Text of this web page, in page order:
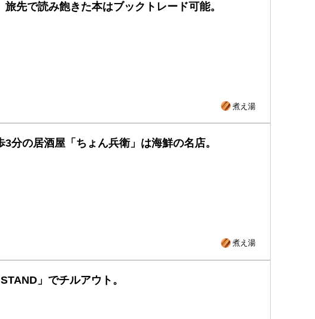
先で読み飽きた本はブックトレード可能。
煮え湯
分の居酒屋「ちょん兵衛」は海鮮の名店。
煮え湯
」でチルアウト。